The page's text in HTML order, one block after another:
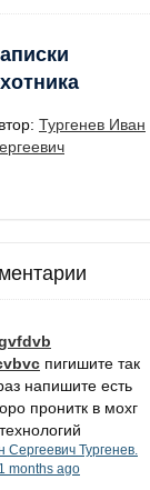
Тургенев Иван
пигишите так
напишите есть
пронитк в мохг
Тургенев.
months ago